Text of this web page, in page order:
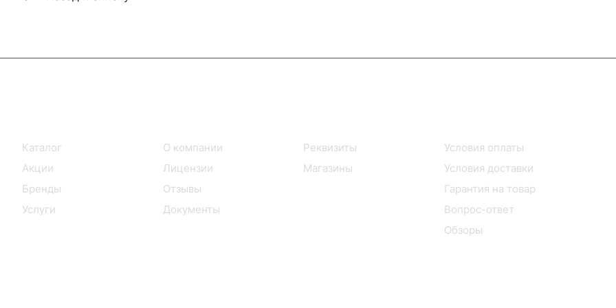
Каталог
Акции
Бренды
Услуги
О компании
Лицензии
Отзывы
Документы
Реквизиты
Магазины
Условия оплаты
Условия доставки
Гарантия на товар
Вопрос-ответ
Обзоры